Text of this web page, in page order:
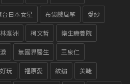
台日本女星 布袋戲風箏 愛紗
林瀛洲 柯文哲 樂生療養院
無國界醫生 王泉仁
玩 福原愛 紋繡 美睫